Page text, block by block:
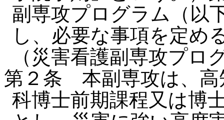
副専攻プログラム（以
し、必要な事項を定め
（災害看護副専攻プロ
第２条 本副専攻は、高
科博士前期課程又は博